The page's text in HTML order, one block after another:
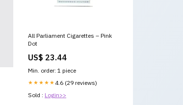
All Parliament Cigarettes – Pink
Dot
US$ 23.44
Min. order: 1 piece
★★★★★ 4.6 (29 reviews)
Sold : Login>>